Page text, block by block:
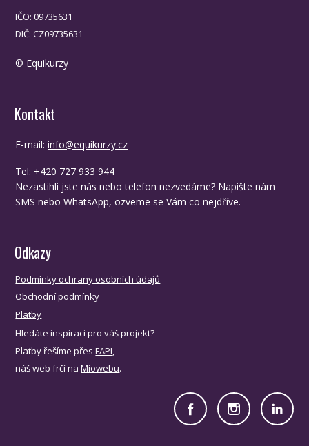
IČO: 09735631
DIČ: CZ09735631
© Equikurzy
Kontakt
E-mail:info@equikurzy.cz
Tel: +420 727 933 944
Nezastihli jste nás nebo telefon nezvedáme? Napište nám
SMS nebo WhatsApp, ozveme se Vám co nejdříve.
Odkazy
Podmínky ochrany osobních údajů
Obchodní podmínky
Platby
Hledáte inspiraci pro váš projekt?
Platby řešíme přesFAPI,
náš web frčí naMiowebu.